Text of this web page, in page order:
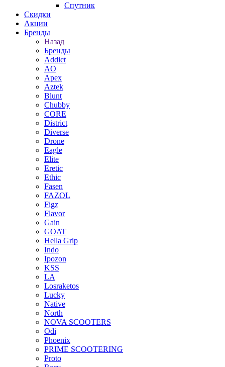
Спутник
Скидки
Акции
Бренды
Назад
Бренды
Addict
AO
Apex
Aztek
Blunt
Chubby
CORE
District
Diverse
Drone
Eagle
Elite
Eretic
Ethic
Fasen
FAZOL
Figz
Flavor
Gain
GOAT
Hella Grip
Indo
Ipozon
KSS
LA
Losraketos
Lucky
Native
North
NOVA SCOOTERS
Odi
Phoenix
PRIME SCOOTERING
Proto